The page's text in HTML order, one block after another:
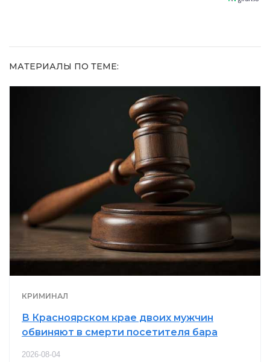
МАТЕРИАЛЫ ПО ТЕМЕ:
КРИМИНАЛ
В Красноярском крае двоих мужчин
обвиняют в смерти посетителя бара
2026-08-04